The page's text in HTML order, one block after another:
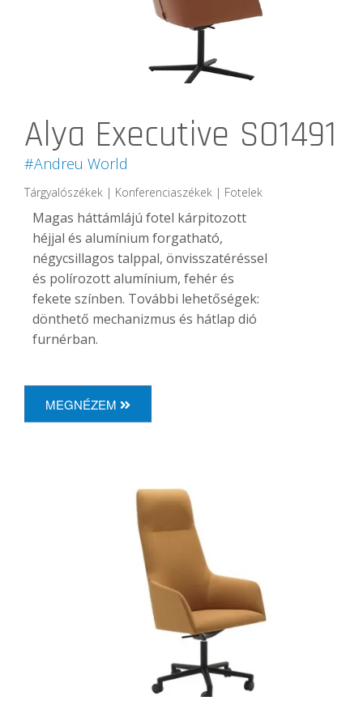
Alya Executive SO1491
#Andreu World
Tárgyalószékek | Konferenciaszékek | Fotelek
Magas háttámlájú fotel kárpitozott
héjjal és alumínium forgatható,
négycsillagos talppal, önvisszatéréssel
és polírozott alumínium, fehér és
fekete színben. További lehetőségek:
dönthető mechanizmus és hátlap dió
furnérban.
MEGNÉZEM